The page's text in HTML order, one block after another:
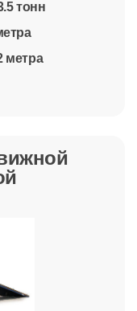
тонн
метра